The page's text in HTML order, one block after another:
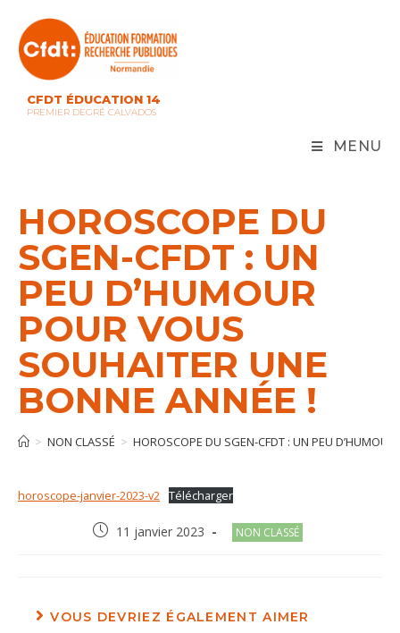
content
CFDT ÉDUCATION 14
PREMIER DEGRÉ CALVADOS
MENU
HOROSCOPE DU
SGEN-CFDT : UN
PEU D’HUMOUR
POUR VOUS
SOUHAITER UNE
BONNE ANNÉE !
> NON CLASSÉ > HOROSCOPE DU SGEN-CFDT : UN PEU
horoscope-janvier-2023-v2 Télécharger
Post11 janvier 2023
Post
NON CLASSÉ
VOUS DEVRIEZ ÉGALEMENT AIMER